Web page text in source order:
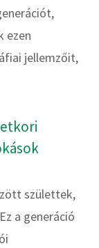
ezen
jellemzőit,
születtek,
a generáció